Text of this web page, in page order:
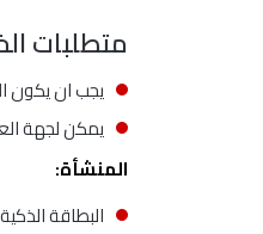
متطلبات
يجب ان يكون
يمكن لجهة
المنشأة:
البطاقة